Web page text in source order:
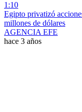
1:10
Egipto privatizó
millones de dólares
AGENCIA EFE
hace 3 años